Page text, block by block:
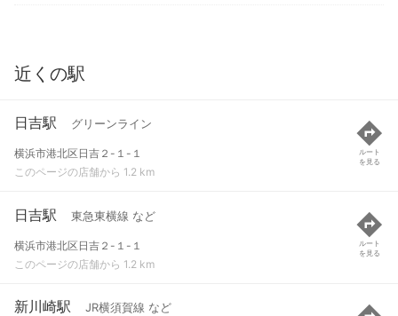
近くの駅
日吉駅 グリーンライン
横浜市港北区日吉２-１-１
このページの店舗から 1.2 km
ルート
を見る
日吉駅 東急東横線 など
横浜市港北区日吉２-１-１
このページの店舗から 1.2 km
ルート
を見る
新川崎駅 JR横須賀線 など